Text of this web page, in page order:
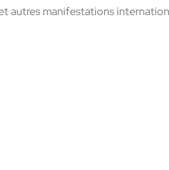
autres manifestations